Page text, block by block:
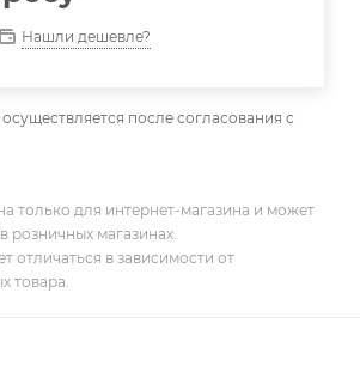
Нашли дешевле?
после согласования с
только для интернет-магазина и может
розничных магазинах.
отличаться в зависимости от
товара.